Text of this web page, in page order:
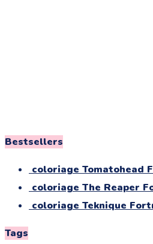
Bestsellers
coloriage Tomatohead
coloriage The Reaper
coloriage Teknique
Tags